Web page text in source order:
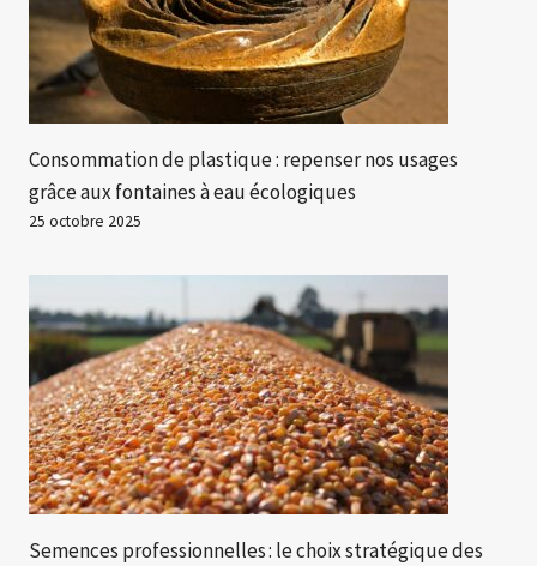
Consommation de plastique : repenser nos usages
grâce aux fontaines à eau écologiques
25 octobre 2025
Semences professionnelles : le choix stratégique des